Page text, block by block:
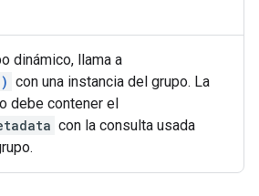
dinámico, llama a
con una instancia del grupo. La
debe contener el
con la consulta usada